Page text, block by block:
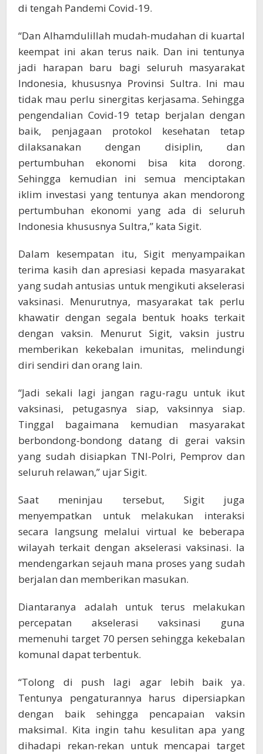
di tengah Pandemi Covid-19.
“Dan Alhamdulillah mudah-mudahan di kuartal
keempat ini akan terus naik. Dan ini tentunya
jadi harapan baru bagi seluruh masyarakat
Indonesia, khususnya Provinsi Sultra. Ini mau
tidak mau perlu sinergitas kerjasama. Sehingga
pengendalian Covid-19 tetap berjalan dengan
baik, penjagaan protokol kesehatan tetap
dilaksanakan dengan disiplin, dan
pertumbuhan ekonomi bisa kita dorong.
Sehingga kemudian ini semua menciptakan
iklim investasi yang tentunya akan mendorong
pertumbuhan ekonomi yang ada di seluruh
Indonesia khususnya Sultra,” kata Sigit.
Dalam kesempatan itu, Sigit menyampaikan
terima kasih dan apresiasi kepada masyarakat
yang sudah antusias untuk mengikuti akselerasi
vaksinasi. Menurutnya, masyarakat tak perlu
khawatir dengan segala bentuk hoaks terkait
dengan vaksin. Menurut Sigit, vaksin justru
memberikan kekebalan imunitas, melindungi
diri sendiri dan orang lain.
“Jadi sekali lagi jangan ragu-ragu untuk ikut
vaksinasi, petugasnya siap, vaksinnya siap.
Tinggal bagaimana kemudian masyarakat
berbondong-bondong datang di gerai vaksin
yang sudah disiapkan TNI-Polri, Pemprov dan
seluruh relawan,” ujar Sigit.
Saat meninjau tersebut, Sigit juga
menyempatkan untuk melakukan interaksi
secara langsung melalui virtual ke beberapa
wilayah terkait dengan akselerasi vaksinasi. Ia
mendengarkan sejauh mana proses yang sudah
berjalan dan memberikan masukan.
Diantaranya adalah untuk terus melakukan
percepatan akselerasi vaksinasi guna
memenuhi target 70 persen sehingga kekebalan
komunal dapat terbentuk.
“Tolong di push lagi agar lebih baik ya.
Tentunya pengaturannya harus dipersiapkan
dengan baik sehingga pencapaian vaksin
maksimal. Kita ingin tahu kesulitan apa yang
dihadapi rekan-rekan untuk mencapai target